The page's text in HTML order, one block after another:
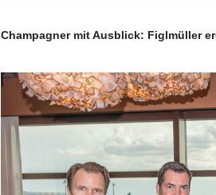
Champagner mit Ausblick: Figlmüller